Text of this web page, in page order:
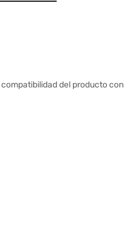
del producto con